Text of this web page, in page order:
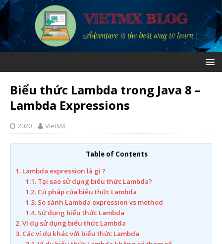
Biểu thức Lambda trong Java 8 –
Lambda Expressions
2020 VietMX
Table of Contents
1. Lambda expression là gì ?
1.1. Tại sao sử dụng biểu thức Lambda?
1.2. Cú pháp của biểu thức Lambda
1.3. So sánh Lambda expression vs method
1.4. Sử dụng biểu thức Lambda
2. Ví dụ sử dụng biểu thức Lambda
3. Các ví dụ khác với biểu thức Lambda